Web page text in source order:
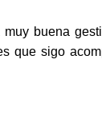
buena
que sigo